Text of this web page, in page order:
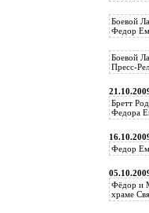
Боевой
Федор
Боевой
Пресс-
Бретт
Федора
Федор
Фёдор и
храме